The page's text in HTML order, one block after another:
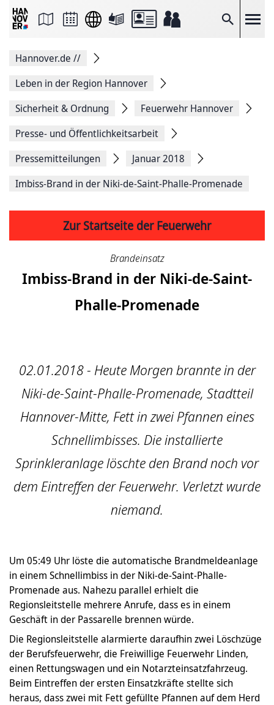
Suche
Seite
Facebook
teilen
Seitenlink
Seite
Hannover.de //
Leben in der Region Hannover
Sicherheit & Ordnung
Feuerwehr Hannover
Presse- und Öffentlichkeitsarbeit
Pressemitteilungen
Januar 2018
Imbiss-Brand in der Niki-de-Saint-Phalle-Promenade
Zur Startseite der Feuerwehr
Brandeinsatz
Imbiss-Brand in der Niki-de-Saint-
Phalle-Promenade
02.01.2018 - Heute Morgen brannte in der
Niki-de-Saint-Phalle-Promenade, Stadtteil
Hannover-Mitte, Fett in zwei Pfannen eines
Schnellimbisses. Die installierte
Sprinkleranlage löschte den Brand noch vor
dem Eintreffen der Feuerwehr. Verletzt wurde
niemand.
Um 05:49 Uhr löste die automatische Brandmeldeanlage
in einem Schnellimbiss in der Niki-de-Saint-Phalle-
Promenade aus. Nahezu parallel erhielt die
Regionsleitstelle mehrere Anrufe, dass es in einem
Geschäft in der Passarelle brennen würde.
Die Regionsleitstelle alarmierte daraufhin zwei Löschzüge
der Berufsfeuerwehr, die Freiwillige Feuerwehr Linden,
einen Rettungswagen und ein Notarzteinsatzfahrzeug.
Beim Eintreffen der ersten Einsatzkräfte stellte sich
heraus, dass zwei mit Fett gefüllte Pfannen auf dem Herd